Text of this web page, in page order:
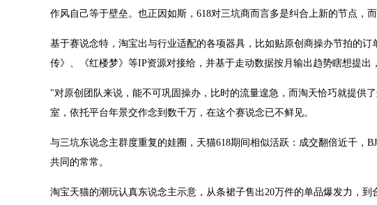
作风自己等于壁垒。也正因如斯，618对三坑商而言多是纠合上新的节点，
基于赛说念特，淘宝出与行业适配的各项器具，比如贴原创商操办节拍的
传》、《红楼梦》等IP资源对接给，并基于走动数据按月输出趋势瞎想提出
"对原创团队来说，能不可巩固操办，比时的流量遑急，而淘天恰巧就提供
室，依托平台年景交作念到数千万，在这个赛说念已不鲜见。
与三坑东说念主群度重复的娃圈，天猫618期间相似活跃：成交翻倍近千，
共同的常常。
淘宝天猫的潮玩认真东说念主示意，从条裙子售出20万件的单品爆发力，